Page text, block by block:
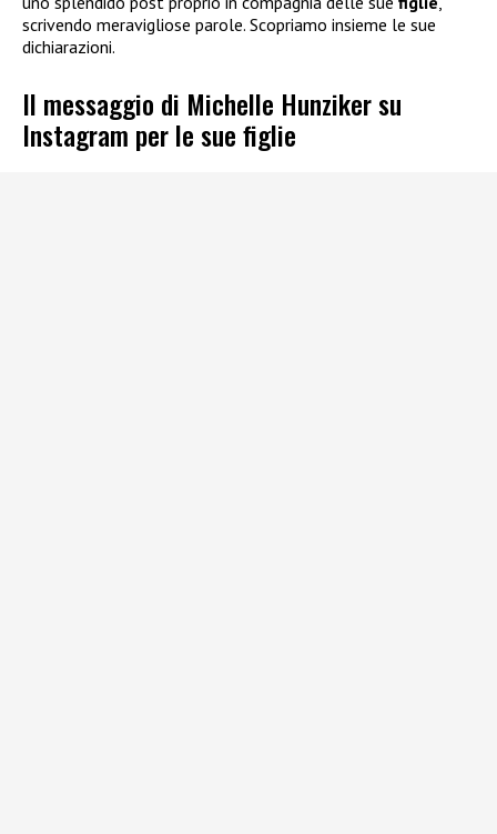
scrivendo meravigliose parole. Scopriamo insieme le sue
dichiarazioni.
Il messaggio di Michelle Hunziker su
Instagram per le sue figlie